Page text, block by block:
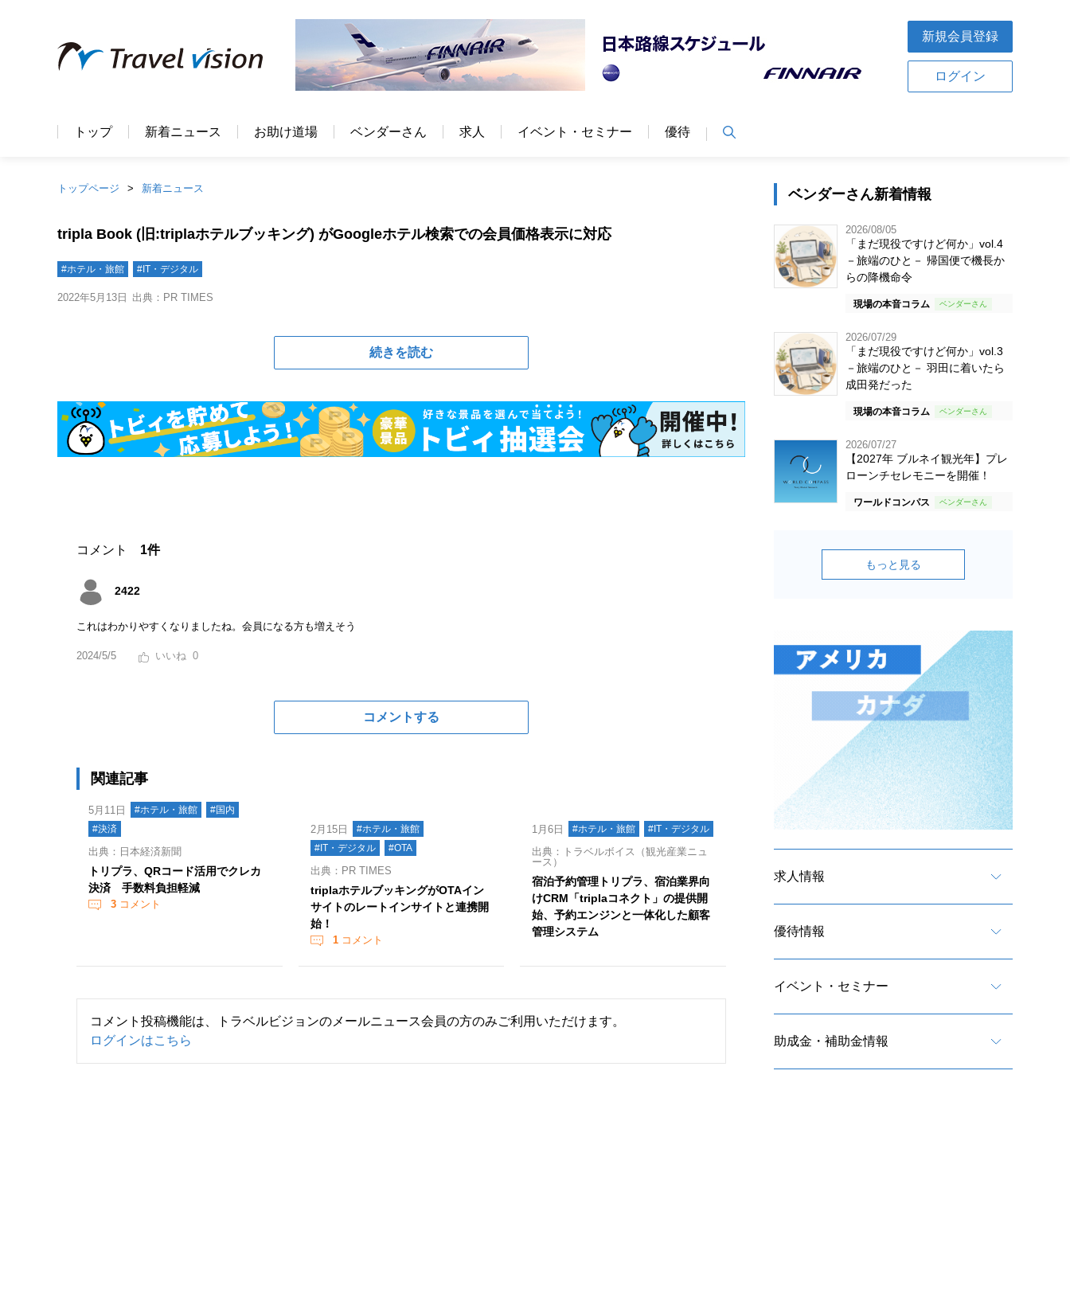
新規会員登録
ログイン
トップ 新着ニュース お助け道場 ベンダーさん 求人 イベント・セミナー 優待
トップページ 新着ニュース
tripla Book (旧:triplaホテルブッキング) がGoogleホテル検索での会員価格表示に対応
#ホテル・旅館 #IT・デジタル
2022年5月13日 出典：PR TIMES
続きを読む
コメント 1件
2422
これはわかりやすくなりましたね。会員になる方も増えそう
2024/5/5 0
コメントする
関連記事
5月11日 #ホテル・旅館
#国内
#決済
出典：日本経済新聞
トリプラ、QRコード活用でクレカ
決済 手数料負担軽減
3 コメント
2月15日
#ホテル・旅館
#IT・デジタル
#OTA
出典：PR TIMES
triplaホテルブッキングがOTAイン
サイトのレートインサイトと連携開
始！
1コメント
1月6日 #ホテル・旅館 #IT・デジタル
出典：トラベルボイス（観光産業ニュ
ース）
宿泊予約管理トリプラ、宿泊業界向
けCRM「triplaコネクト」の提供開
始、予約エンジンと一体化した顧客
管理システム
コメント投稿機能は、トラベルビジョンのメールニュース会員の方のみご利用いただけます。
ログインはこちら
ベンダーさん新着情報
2026/08/05
「まだ現役ですけど何か」vol.4
－旅端のひと－ 帰国便で機長か
らの降機命令
現場の本音コラム
2026/07/29
「まだ現役ですけど何か」vol.3
－旅端のひと－ 羽田に着いたら
成田発だった
現場の本音コラム
2026/07/27
【2027年 ブルネイ観光年】プレ
ローンチセレモニーを開催！
ワールドコンパス
もっと見る
求人情報
優待情報
イベント・セミナー
助成金・補助金情報